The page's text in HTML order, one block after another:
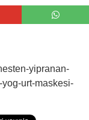
yipranan-
urt-maskesi-